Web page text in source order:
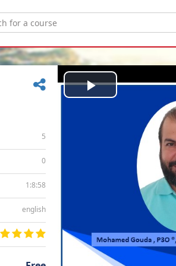
5
0
1:8:58
english
Play